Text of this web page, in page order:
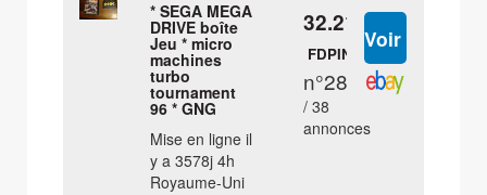
* SEGA MEGA
DRIVE boîte
Jeu * micro
machines
turbo
tournament
96 * GNG
Mise en ligne il
y a 3578j 4h
Royaume-Uni
32.21 €
FDPIN
n°28
/ 38
annonces